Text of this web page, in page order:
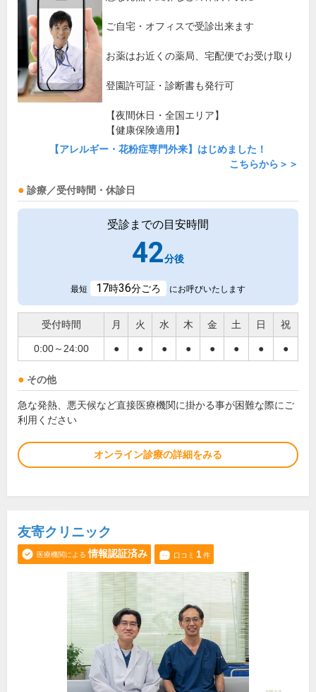
ご自宅・オフィスで受診出来ます
お薬はお近くの薬局、宅配便でお受け取り
登園許可証・診断書も発行可
【夜間休日・全国エリア】
【健康保険適用】
【アレルギー・花粉症専門外来】はじめました！
こちらから＞＞
診療／受付時間・休診日
受診までの目安時間
42分後
最短 17時36分ごろ にお呼びいたします
受付時間 月 火 水 木 金 土 日 祝
0:00～24:00 ● ● ● ● ● ● ● ●
その他
急な発熱、悪天候など直接医療機関に掛かる事が困難な際にご
利用ください
オンライン診療の詳細をみる
友寄クリニック
医療機関による 情報認証済み 口コミ 1件